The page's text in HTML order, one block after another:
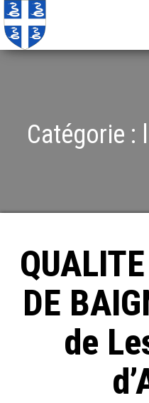
Catégorie :
DE
de